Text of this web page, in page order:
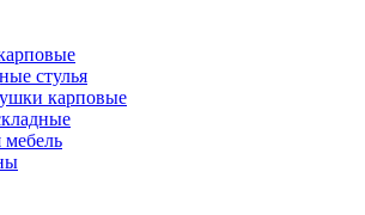
стулья
карповые
мебель